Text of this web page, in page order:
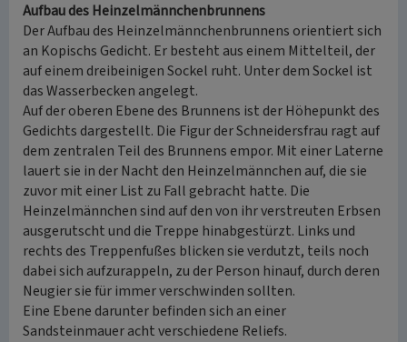
Aufbau des Heinzelmännchenbrunnens
Der Aufbau des Heinzelmännchenbrunnens orientiert sich
an Kopischs Gedicht. Er besteht aus einem Mittelteil, der
auf einem dreibeinigen Sockel ruht. Unter dem Sockel ist
das Wasserbecken angelegt.
Auf der oberen Ebene des Brunnens ist der Höhepunkt des
Gedichts dargestellt. Die Figur der Schneidersfrau ragt auf
dem zentralen Teil des Brunnens empor. Mit einer Laterne
lauert sie in der Nacht den Heinzelmännchen auf, die sie
zuvor mit einer List zu Fall gebracht hatte. Die
Heinzelmännchen sind auf den von ihr verstreuten Erbsen
ausgerutscht und die Treppe hinabgestürzt. Links und
rechts des Treppenfußes blicken sie verdutzt, teils noch
dabei sich aufzurappeln, zu der Person hinauf, durch deren
Neugier sie für immer verschwinden sollten.
Eine Ebene darunter befinden sich an einer
Sandsteinmauer acht verschiedene Reliefs.